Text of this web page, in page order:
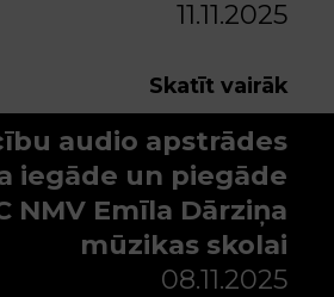
11.11.2025
Skatīt vairāk
audio apstrādes
iegāde un piegāde
NMV Emīla Dārziņa
mūzikas skolai
08.11.2025